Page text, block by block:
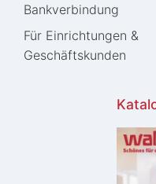
Bankverbindung
Für Einrichtungen &
Geschäftskunden